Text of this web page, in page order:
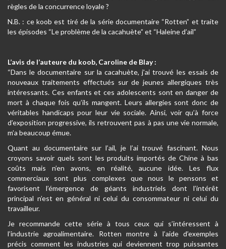
règles de la concurrence loyale ?
N.B. : ce koob est tiré de la série documentaire “Rotten” et traite
les épisodes “Le problème de la cacahuète” et “Haleine d’ail”
L’avis de l’auteure du koob, Caroline de Blay :
“Dans le documentaire sur la cacahuète, j’ai trouvé les essais de
nouveaux traitements effectués sur de jeunes allergiques très
intéressants. Ces enfants et ces adolescents sont en danger de
mort à chaque fois qu’ils mangent. Leurs allergies sont donc de
véritables handicaps pour leur vie sociale. Ainsi, voir qu’à force
d’exposition progressive, ils retrouvent pas à pas une vie normale,
m’a beaucoup émue.
Quant au documentaire sur l’ail, je l’ai trouvé fascinant. Nous
croyons savoir quels sont les produits importés de Chine à bas
coûts mais n’en avons, en réalité, aucune idée. Les flux
commerciaux sont plus complexes que nous le pensons et
favorisent l’émergence de géants industriels dont l’intérêt
principal n’est en général ni celui du consommateur ni celui du
travailleur.
Je recommande cette série à tous ceux qui s’intéressent à
l’industrie agroalimentaire. Rotten montre à l’aide d’exemples
précis comment les industries qui deviennent trop puissantes